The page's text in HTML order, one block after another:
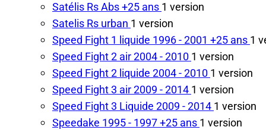
Satélis Rs Abs+25 ans 1 version
Satelis Rs urban 1 version
Speed Fight 1 liquide 1996 - 2001 +25 ans 1
Speed Fight 2 air2004 - 2010 1 version
Speed Fight 2 liquide 2004 - 2010 1 version
Speed Fight 3 air2009 - 2014 1 version
Speed Fight 3 Liquide 2009 - 2014 1 version
Speedake 1995 - 1997+25 ans 1 version